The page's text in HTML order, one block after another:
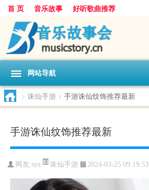
首 页 音乐故事 好听歌曲推荐
网站导航
> 诛仙手游 > 手游诛仙纹饰推荐最新
手游诛仙纹饰推荐最新
网友:syz 诛仙手游 2024-03-25 09:19:53